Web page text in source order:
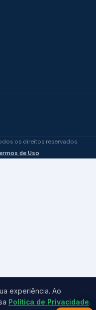
os direitos reservados.
de Uso
experiência. Ao
Política de Privacidade.